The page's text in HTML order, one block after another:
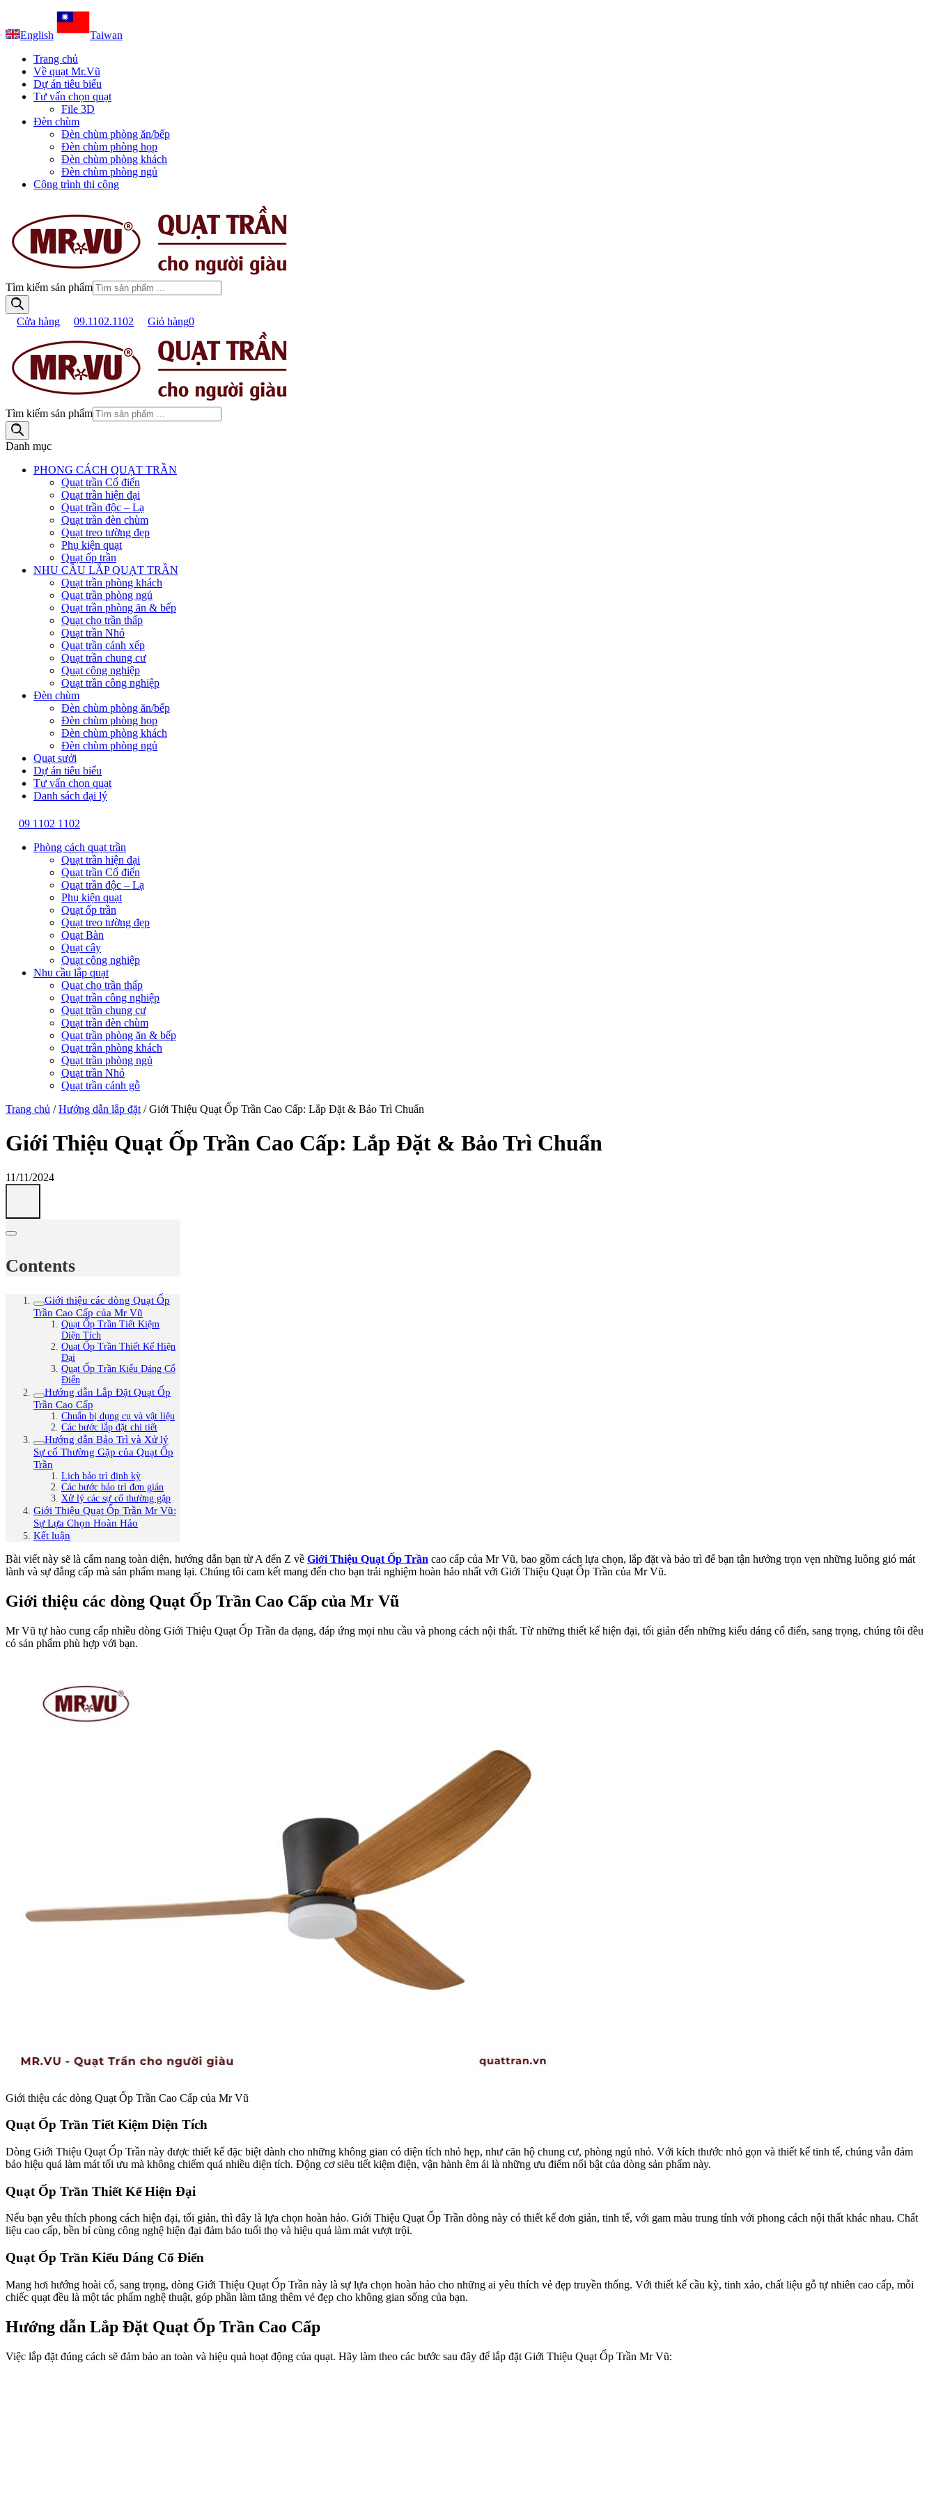
English
Taiwan
Trang chủ
Về quạt Mr.Vũ
Dự án tiêu biểu
Tư vấn chọn quạt
File 3D
Đèn chùm
Đèn chùm phòng ăn/bếp
Đèn chùm phòng họp
Đèn chùm phòng khách
Đèn chùm phòng ngủ
Công trình thi công
Tìm kiếm sản phẩm
Cửa hàng 09.1102.1102 Giỏ hàng0
Tìm kiếm sản phẩm
Danh mục
PHONG CÁCH QUẠT TRẦN
Quạt trần Cổ điển
Quạt trần hiện đại
Quạt trần độc – Lạ
Quạt trần đèn chùm
Quạt treo tường đẹp
Phụ kiện quạt
Quạt ốp trần
NHU CẦU LẮP QUẠT TRẦN
Quạt trần phòng khách
Quạt trần phòng ngủ
Quạt trần phòng ăn & bếp
Quạt cho trần thấp
Quạt trần Nhỏ
Quạt trần cánh xếp
Quạt trần chung cư
Quạt công nghiệp
Quạt trần công nghiệp
Đèn chùm
Đèn chùm phòng ăn/bếp
Đèn chùm phòng họp
Đèn chùm phòng khách
Đèn chùm phòng ngủ
Quạt sưởi
Dự án tiêu biểu
Tư vấn chọn quạt
Danh sách đại lý
09 1102 1102
Phòng cách quạt trần
Quạt trần hiện đại
Quạt trần Cổ điển
Quạt trần độc – Lạ
Phụ kiện quạt
Quạt ốp trần
Quạt treo tường đẹp
Quạt Bàn
Quạt cây
Quạt công nghiệp
Nhu cầu lắp quạt
Quạt cho trần thấp
Quạt trần công nghiệp
Quạt trần chung cư
Quạt trần đèn chùm
Quạt trần phòng ăn & bếp
Quạt trần phòng khách
Quạt trần phòng ngủ
Quạt trần Nhỏ
Quạt trần cánh gỗ
Trang chủ /Hướng dẫn lắp đặt /Giới Thiệu Quạt Ốp Trần Cao Cấp: Lắp Đặt & Bảo Trì Chuẩn
Giới Thiệu Quạt Ốp Trần Cao Cấp: Lắp Đặt & Bảo Trì Chuẩn
11/11/2024
Contents
Giới thiệu các dòng Quạt Ốp
Trần Cao Cấp của Mr Vũ
Quạt Ốp Trần Tiết Kiệm
Diện Tích
Quạt Ốp Trần Thiết Kế Hiện
Đại
Quạt Ốp Trần Kiểu Dáng Cổ
Điển
Hướng dẫn Lắp Đặt Quạt Ốp
Trần Cao Cấp
Chuẩn bị dụng cụ và vật liệu
Các bước lắp đặt chi tiết
Hướng dẫn Bảo Trì và Xử lý
Sự cố Thường Gặp của Quạt Ốp
Trần
Lịch bảo trì định kỳ
Các bước bảo trì đơn giản
Xử lý các sự cố thường gặp
Giới Thiệu Quạt Ốp Trần Mr Vũ:
Sự Lựa Chọn Hoàn Hảo
Kết luận
Bài viết này sẽ là cẩm nang toàn diện, hướng dẫn bạn từ A đến Z về Giới Thiệu Quạt Ốp Trần cao cấp của Mr Vũ, bao gồm cách lựa chọn, lắp đặt và bảo trì để bạn tận hưởng trọn vẹn những luồng gió mát
lành và sự đẳng cấp mà sản phẩm mang lại. Chúng tôi cam kết mang đến cho bạn trải nghiệm hoàn hảo nhất với Giới Thiệu Quạt Ốp Trần của Mr Vũ.
Giới thiệu các dòng Quạt Ốp Trần Cao Cấp của Mr Vũ
Mr Vũ tự hào cung cấp nhiều dòng Giới Thiệu Quạt Ốp Trần đa dạng, đáp ứng mọi nhu cầu và phong cách nội thất. Từ những thiết kế hiện đại, tối giản đến những kiểu dáng cổ điển, sang trọng, chúng tôi đều
có sản phẩm phù hợp với bạn.
Giới thiệu các dòng Quạt Ốp Trần Cao Cấp của Mr Vũ
Quạt Ốp Trần Tiết Kiệm Diện Tích
Dòng Giới Thiệu Quạt Ốp Trần này được thiết kế đặc biệt dành cho những không gian có diện tích nhỏ hẹp, như căn hộ chung cư, phòng ngủ nhỏ. Với kích thước nhỏ gọn và thiết kế tinh tế, chúng vẫn đảm
bảo hiệu quả làm mát tối ưu mà không chiếm quá nhiều diện tích. Động cơ siêu tiết kiệm điện, vận hành êm ái là những ưu điểm nổi bật của dòng sản phẩm này.
Quạt Ốp Trần Thiết Kế Hiện Đại
Nếu bạn yêu thích phong cách hiện đại, tối giản, thì đây là lựa chọn hoàn hảo. Giới Thiệu Quạt Ốp Trần dòng này có thiết kế đơn giản, tinh tế, với gam màu trung tính với phong cách nội thất khác nhau. Chất
liệu cao cấp, bền bỉ cùng công nghệ hiện đại đảm bảo tuổi thọ và hiệu quả làm mát vượt trội.
Quạt Ốp Trần Kiểu Dáng Cổ Điển
Mang hơi hướng hoài cổ, sang trọng, dòng Giới Thiệu Quạt Ốp Trần này là sự lựa chọn hoàn hảo cho những ai yêu thích vẻ đẹp truyền thống. Với thiết kế cầu kỳ, tinh xảo, chất liệu gỗ tự nhiên cao cấp, mỗi
chiếc quạt đều là một tác phẩm nghệ thuật, góp phần làm tăng thêm vẻ đẹp cho không gian sống của bạn.
Hướng dẫn Lắp Đặt Quạt Ốp Trần Cao Cấp
Việc lắp đặt đúng cách sẽ đảm bảo an toàn và hiệu quả hoạt động của quạt. Hãy làm theo các bước sau đây để lắp đặt Giới Thiệu Quạt Ốp Trần Mr Vũ: